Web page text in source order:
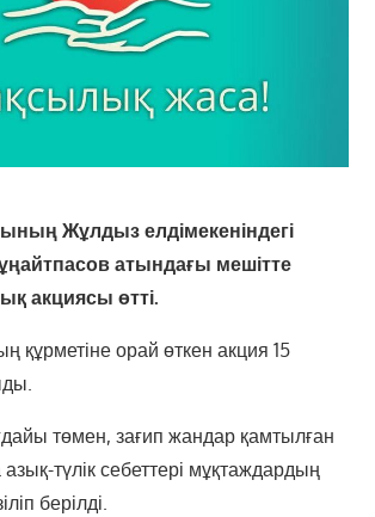
Жұлдыз елдімекеніндегі
атындағы мешітте
акциясы өтті.
құрметіне орай өткен акция 15
төмен, зағип жандар қамтылған
түлік себеттері мұқтаждардың
берілді.